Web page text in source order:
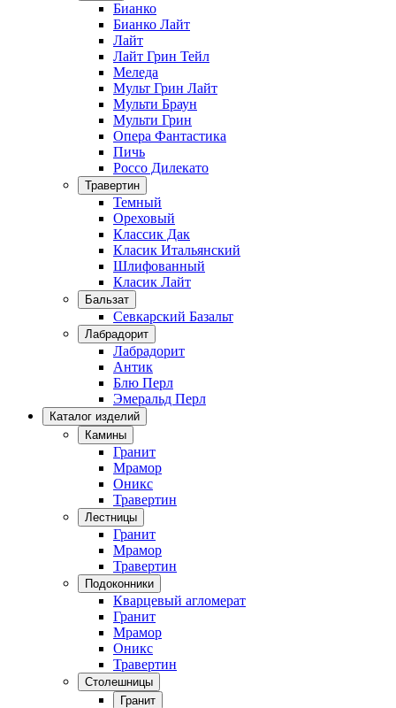
Бианко
Бианко Лайт
Лайт
Лайт Грин Тейл
Меледа
Мульт Грин Лайт
Мульти Браун
Мульти Грин
Опера Фантастика
Пичь
Россо Дилекато
Травертин
Темный
Ореховый
Классик Дак
Класик Итальянский
Шлифованный
Класик Лайт
Бальзат
Севкарский Базальт
Лабрадорит
Лабрадорит
Антик
Блю Перл
Эмеральд Перл
Каталог изделий
Камины
Гранит
Мрамор
Оникс
Травертин
Лестницы
Гранит
Мрамор
Травертин
Подоконники
Кварцевый агломерат
Гранит
Мрамор
Оникс
Травертин
Столешницы
Гранит